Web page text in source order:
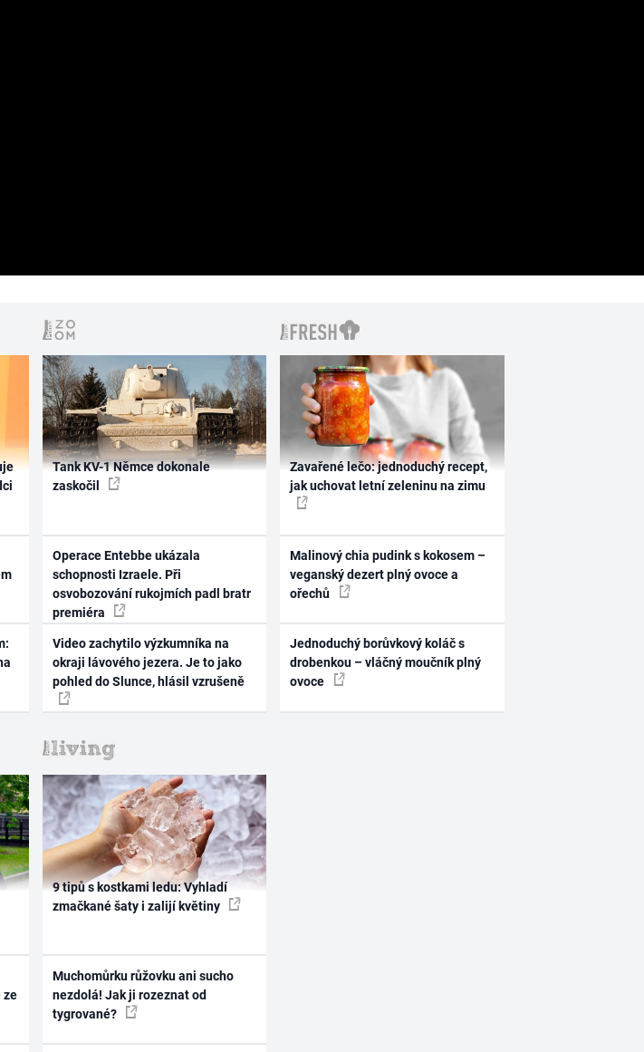
Tank KV-1 Němce dokonale
zaskočil
Operace Entebbe ukázala
schopnosti Izraele. Při
osvobozování rukojmích padl bratr
premiéra
Video zachytilo výzkumníka na
okraji lávového jezera. Je to jako
pohled do Slunce, hlásil vzrušeně
Zavařené lečo: jednoduchý recept,
jak uchovat letní zeleninu na zimu
Malinový chia pudink s kokosem –
veganský dezert plný ovoce a
ořechů
Jednoduchý borůvkový koláč s
drobenkou – vláčný moučník plný
ovoce
ze
9 tipů s kostkami ledu: Vyhladí
zmačkané šaty i zalijí květiny
Muchomůrku růžovku ani sucho
nezdolá! Jak ji rozeznat od
tygrované?